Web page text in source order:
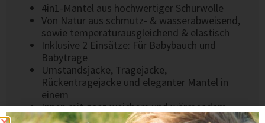
4in1-Mantel aus hochwertiger Schurwolle
Von Natur aus schmutz- & wasserabweisend,
sowie temperaturausgleichend & elastisch
Inklusive 2 Einsätze: Für Babybauch und
Babytrage
Umstandsjacke, Tragejacke,
Rückentragejacke und eleganter Mantel in
einem
Innen mit ganz weichem und wärmendem
Baumwoll-Quilt in Königblau gefüttert